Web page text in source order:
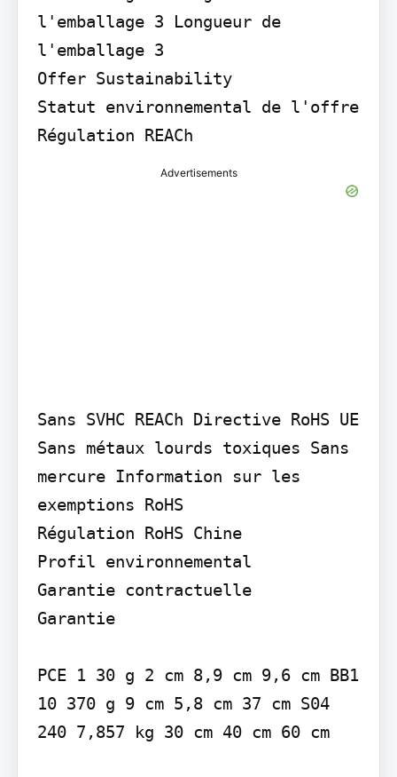
l'emballage 3 Longueur de
l'emballage 3
Offer Sustainability
Statut environnemental de l'offre
Régulation REACh
Advertisements
Sans SVHC REACh Directive RoHS UE
Sans métaux lourds toxiques Sans
mercure Information sur les
exemptions RoHS
Régulation RoHS Chine
Profil environnemental
Garantie contractuelle
Garantie
PCE 1 30 g 2 cm 8,9 cm 9,6 cm BB1
10 370 g 9 cm 5,8 cm 37 cm S04
240 7,857 kg 30 cm 40 cm 60 cm